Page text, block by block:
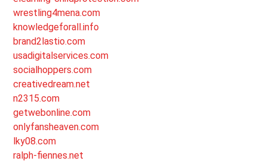
wrestling4mena.com
knowledgeforall.info
brand2lastio.com
usadigitalservices.com
socialhoppers.com
creativedream.net
n2315.com
getwebonline.com
onlyfansheaven.com
lky08.com
ralph-fiennes.net